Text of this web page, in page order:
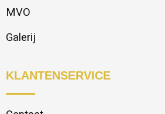
MVO
Galerij
KLANTENSERVICE